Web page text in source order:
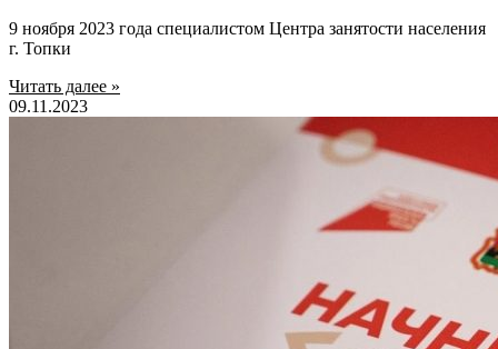
9 ноября 2023 года специалистом Центра занятости населения
г. Топки
Читать далее »
09.11.2023